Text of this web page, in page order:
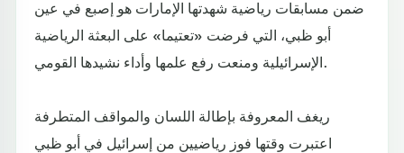
ضمن مسابقات رياضية شهدتها الإمارات هو إصبع في عين
أبو ظبي، التي فرضت «تعتيما» على البعثة الرياضية
الإسرائيلية ومنعت رفع علمها وأداء نشيدها القومي.
ريغف المعروفة بإطالة اللسان والمواقف المتطرفة
اعتبرت وقتها فوز رياضيين من إسرائيل في أبو ظبي